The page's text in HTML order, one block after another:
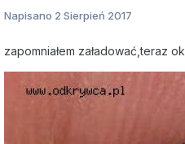
Napisano 2 Sierpień 2017
zapomniałem załadować,teraz ok